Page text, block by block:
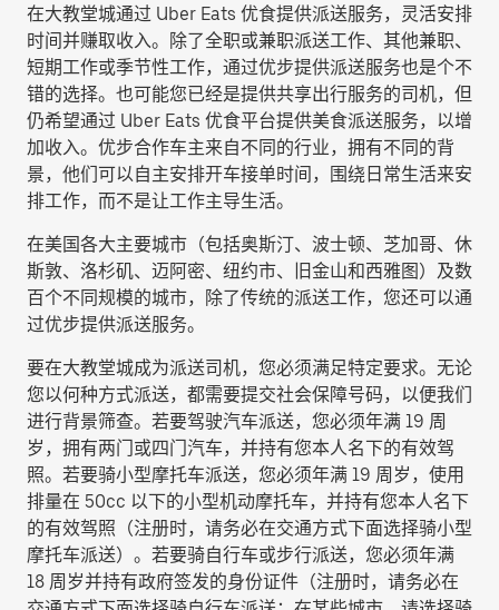
在大教堂城通过 Uber Eats 优食提供派送服务，灵活安排
时间并赚取收入。除了全职或兼职派送工作、其他兼职、
短期工作或季节性工作，通过优步提供派送服务也是个不
错的选择。也可能您已经是提供共享出行服务的司机，但
仍希望通过 Uber Eats 优食平台提供美食派送服务，以增
加收入。优步合作车主来自不同的行业，拥有不同的背
景，他们可以自主安排开车接单时间，围绕日常生活来安
排工作，而不是让工作主导生活。
在美国各大主要城市（包括奥斯汀、波士顿、芝加哥、休
斯敦、洛杉矶、迈阿密、纽约市、旧金山和西雅图）及数
百个不同规模的城市，除了传统的派送工作，您还可以通
过优步提供派送服务。
要在大教堂城成为派送司机，您必须满足特定要求。无论
您以何种方式派送，都需要提交社会保障号码，以便我们
进行背景筛查。若要驾驶汽车派送，您必须年满 19 周
岁，拥有两门或四门汽车，并持有您本人名下的有效驾
照。若要骑小型摩托车派送，您必须年满 19 周岁，使用
排量在 50cc 以下的小型机动摩托车，并持有您本人名下
的有效驾照（注册时，请务必在交通方式下面选择骑小型
摩托车派送）。若要骑自行车或步行派送，您必须年满
18 周岁并持有政府签发的身份证件（注册时，请务必在